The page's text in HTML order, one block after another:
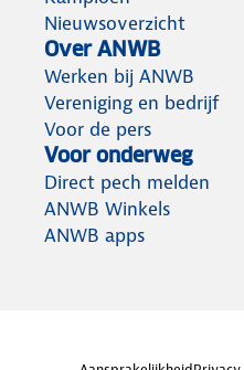
Nieuwsoverzicht
Over ANWB
Werken bij ANWB
Vereniging en bedrijf
Voor de pers
Voor onderweg
Direct pech melden
ANWB Winkels
ANWB apps